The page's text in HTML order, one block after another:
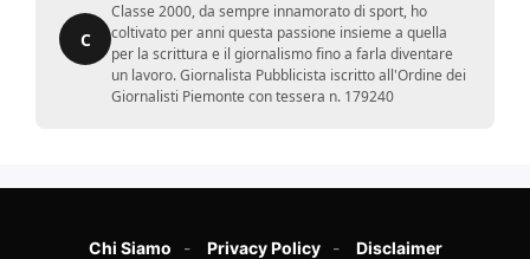
C
Classe 2000, da sempre innamorato di sport, ho
coltivato per anni questa passione insieme a quella
per la scrittura e il giornalismo fino a farla diventare
un lavoro. Giornalista Pubblicista iscritto all'Ordine dei
Giornalisti Piemonte con tessera n. 179240
Chi Siamo Privacy Policy Disclaimer